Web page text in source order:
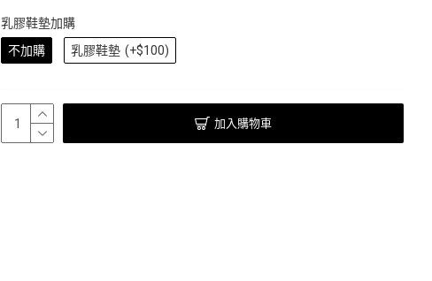
乳膠鞋墊加購
不加購
乳膠鞋墊 (+$100)
加入購物車